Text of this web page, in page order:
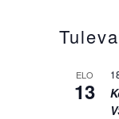
ELO
13